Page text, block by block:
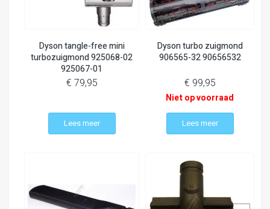
Dyson tangle-free mini
turbozuigmond 925068-02
925067-01
€ 79,95
Lees meer
Dyson turbo zuigmond
906565-32 90656532
€ 99,95
Niet op voorraad
Lees meer